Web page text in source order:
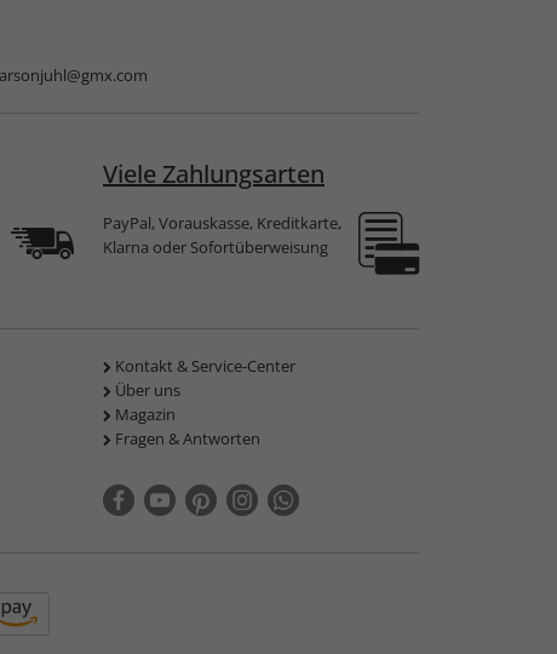
Viele Zahlungsarten
PayPal, Vorauskasse, Kreditkarte,
Klarna oder Sofortüberweisung
Kontakt & Service-Center
Über uns
Magazin
Fragen & Antworten